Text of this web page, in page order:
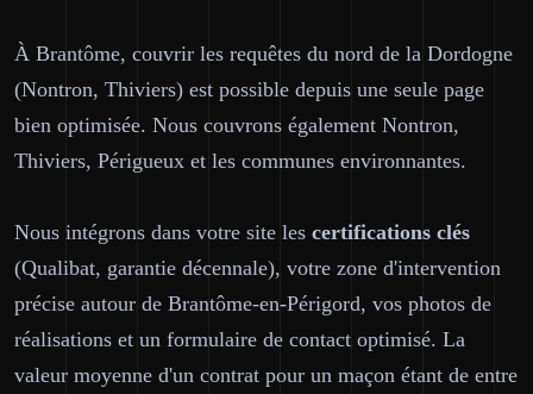
À Brantôme, couvrir les requêtes du nord de la Dordogne
(Nontron, Thiviers) est possible depuis une seule page
bien optimisée. Nous couvrons également Nontron,
Thiviers, Périgueux et les communes environnantes.
Nous intégrons dans votre site les certifications clés
(Qualibat, garantie décennale), votre zone d'intervention
précise autour de Brantôme-en-Périgord, vos photos de
réalisations et un formulaire de contact optimisé. La
valeur moyenne d'un contrat pour un maçon étant de entre